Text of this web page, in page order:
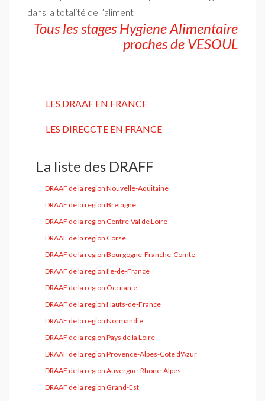
dans la totalité de l’aliment
Tous les stages Hygiene Alimentaire
proches de VESOUL
LES DRAAF EN FRANCE
LES DIRECCTE EN FRANCE
La liste des DRAFF
DRAAF de la region Nouvelle-Aquitaine
DRAAF de la region Bretagne
DRAAF de la region Centre-Val de Loire
DRAAF de la region Corse
DRAAF de la region Bourgogne-Franche-Comte
DRAAF de la region Ile-de-France
DRAAF de la region Occitanie
DRAAF de la region Hauts-de-France
DRAAF de la region Normandie
DRAAF de la region Pays de la Loire
DRAAF de la region Provence-Alpes-Cote d'Azur
DRAAF de la region Auvergne-Rhone-Alpes
DRAAF de la region Grand-Est